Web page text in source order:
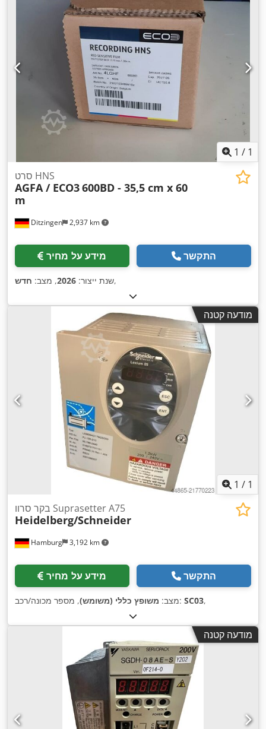
1 / 1
Ditzingen 2,937 km
סרט HNS
AGFA / ECO3600BD - 35,5 cm x 60
m
מידע על מחיר התקשר
שנת ייצור: 2026, מצב: חדש ,
מודעה קטנה
1 / 1
Hamburg 3,192 km
בקר סרוו Suprasetter A75
Heidelberg/Schneider
מידע על מחיר התקשר
מצב: משופץ כללי (משומש) , מספר מכונה/רכב: SC03,
מודעה קטנה